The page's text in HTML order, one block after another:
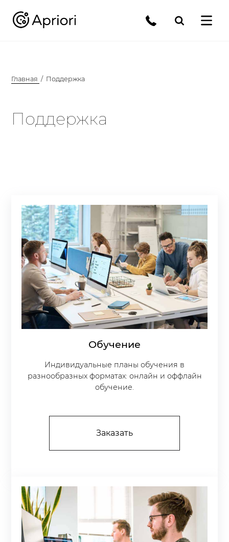
Главная Поддержка
Поддержка
Обучение
Индивидуальные планы обучения в
разнообразных форматах: онлайн и оффлайн
обучение.
Заказать